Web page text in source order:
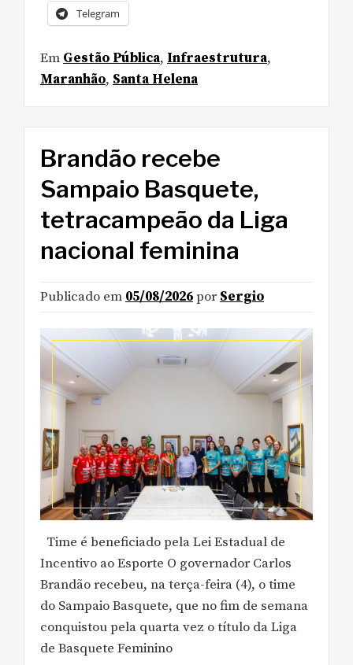
Telegram
Em Gestão Pública, Infraestrutura,
Maranhão, Santa Helena
Brandão recebe
Sampaio Basquete,
tetracampeão da Liga
nacional feminina
Publicado em 05/08/2026por Sergio
Time é beneficiado pela Lei Estadual de
Incentivo ao Esporte O governador Carlos
Brandão recebeu, na terça-feira (4), o time
do Sampaio Basquete, que no fim de semana
conquistou pela quarta vez o título da Liga
de Basquete Feminino